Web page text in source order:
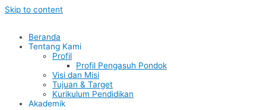
Skip to content
Beranda
Tentang Kami
Profil
Profil Pengasuh Pondok
Visi dan Misi
Tujuan & Target
Kurikulum Pendidikan
Akademik